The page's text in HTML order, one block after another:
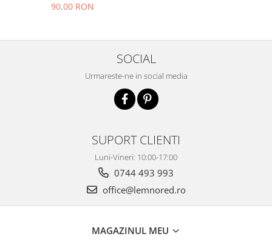
emotional pentru nasi
90,00 RON
SOCIAL
Urmareste-ne in social media
SUPORT CLIENTI
Luni-Vineri: 10:00-17:00
0744 493 993
office@lemnored.ro
MAGAZINUL MEU